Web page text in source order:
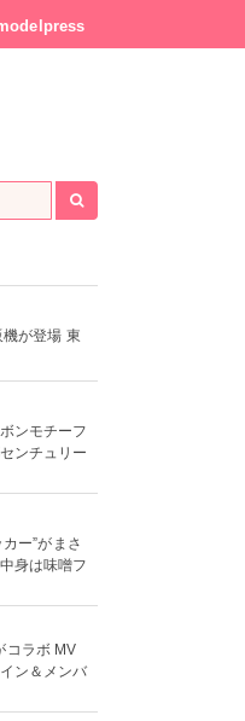
が登場 東
ンモチーフ
ンチュリー
ー”がまさ
身は味噌フ
コラボ MV
ン＆メンバ